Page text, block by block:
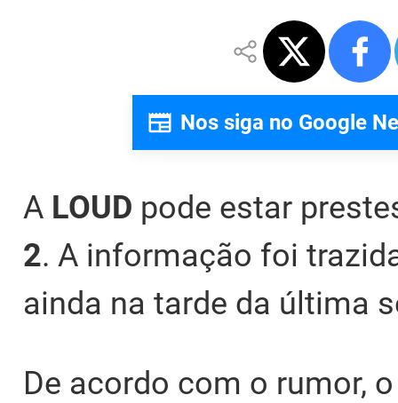
Nos siga no Google
A LOUD pode estar
2. A informação foi
ainda na tarde da última
De acordo com o rumor,